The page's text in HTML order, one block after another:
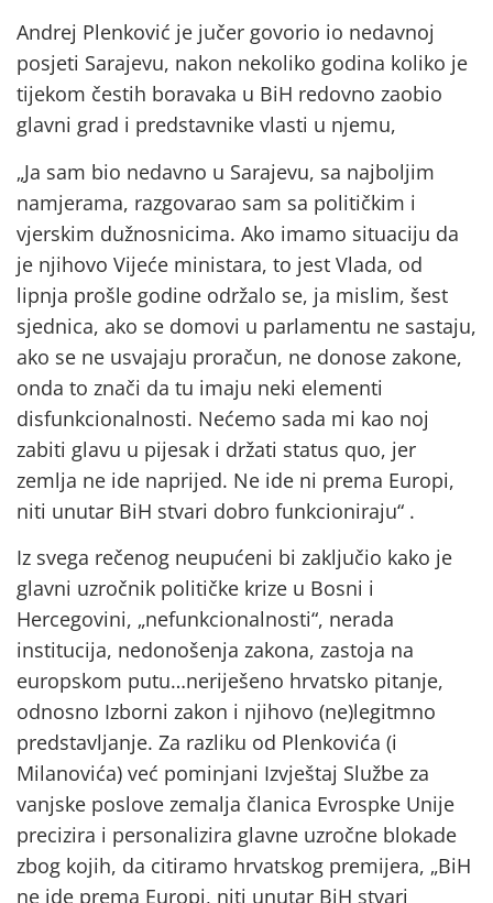
Andrej Plenković je jučer govorio io nedavnoj
posjeti Sarajevu, nakon nekoliko godina koliko je
tijekom čestih boravaka u BiH redovno zaobio
glavni grad i predstavnike vlasti u njemu,
„Ja sam bio nedavno u Sarajevu, sa najboljim
namjerama, razgovarao sam sa političkim i
vjerskim dužnosnicima. Ako imamo situaciju da
je njihovo Vijeće ministara, to jest Vlada, od
lipnja prošle godine održalo se, ja mislim, šest
sjednica, ako se domovi u parlamentu ne sastaju,
ako se ne usvajaju proračun, ne donose zakone,
onda to znači da tu imaju neki elementi
disfunkcionalnosti. Nećemo sada mi kao noj
zabiti glavu u pijesak i držati status quo, jer
zemlja ne ide naprijed. Ne ide ni prema Europi,
niti unutar BiH stvari dobro funkcioniraju“ .
Iz svega rečenog neupućeni bi zaključio kako je
glavni uzročnik političke krize u Bosni i
Hercegovini, „nefunkcionalnosti“, nerada
institucija, nedonošenja zakona, zastoja na
europskom putu…neriješeno hrvatsko pitanje,
odnosno Izborni zakon i njihovo (ne)legitmno
predstavljanje. Za razliku od Plenkovića (i
Milanovića) već pominjani Izvještaj Službe za
vanjske poslove zemalja članica Evrospke Unije
precizira i personalizira glavne uzročne blokade
zbog kojih, da citiramo hrvatskog premijera, „BiH
ne ide prema Europi, niti unutar BiH stvari